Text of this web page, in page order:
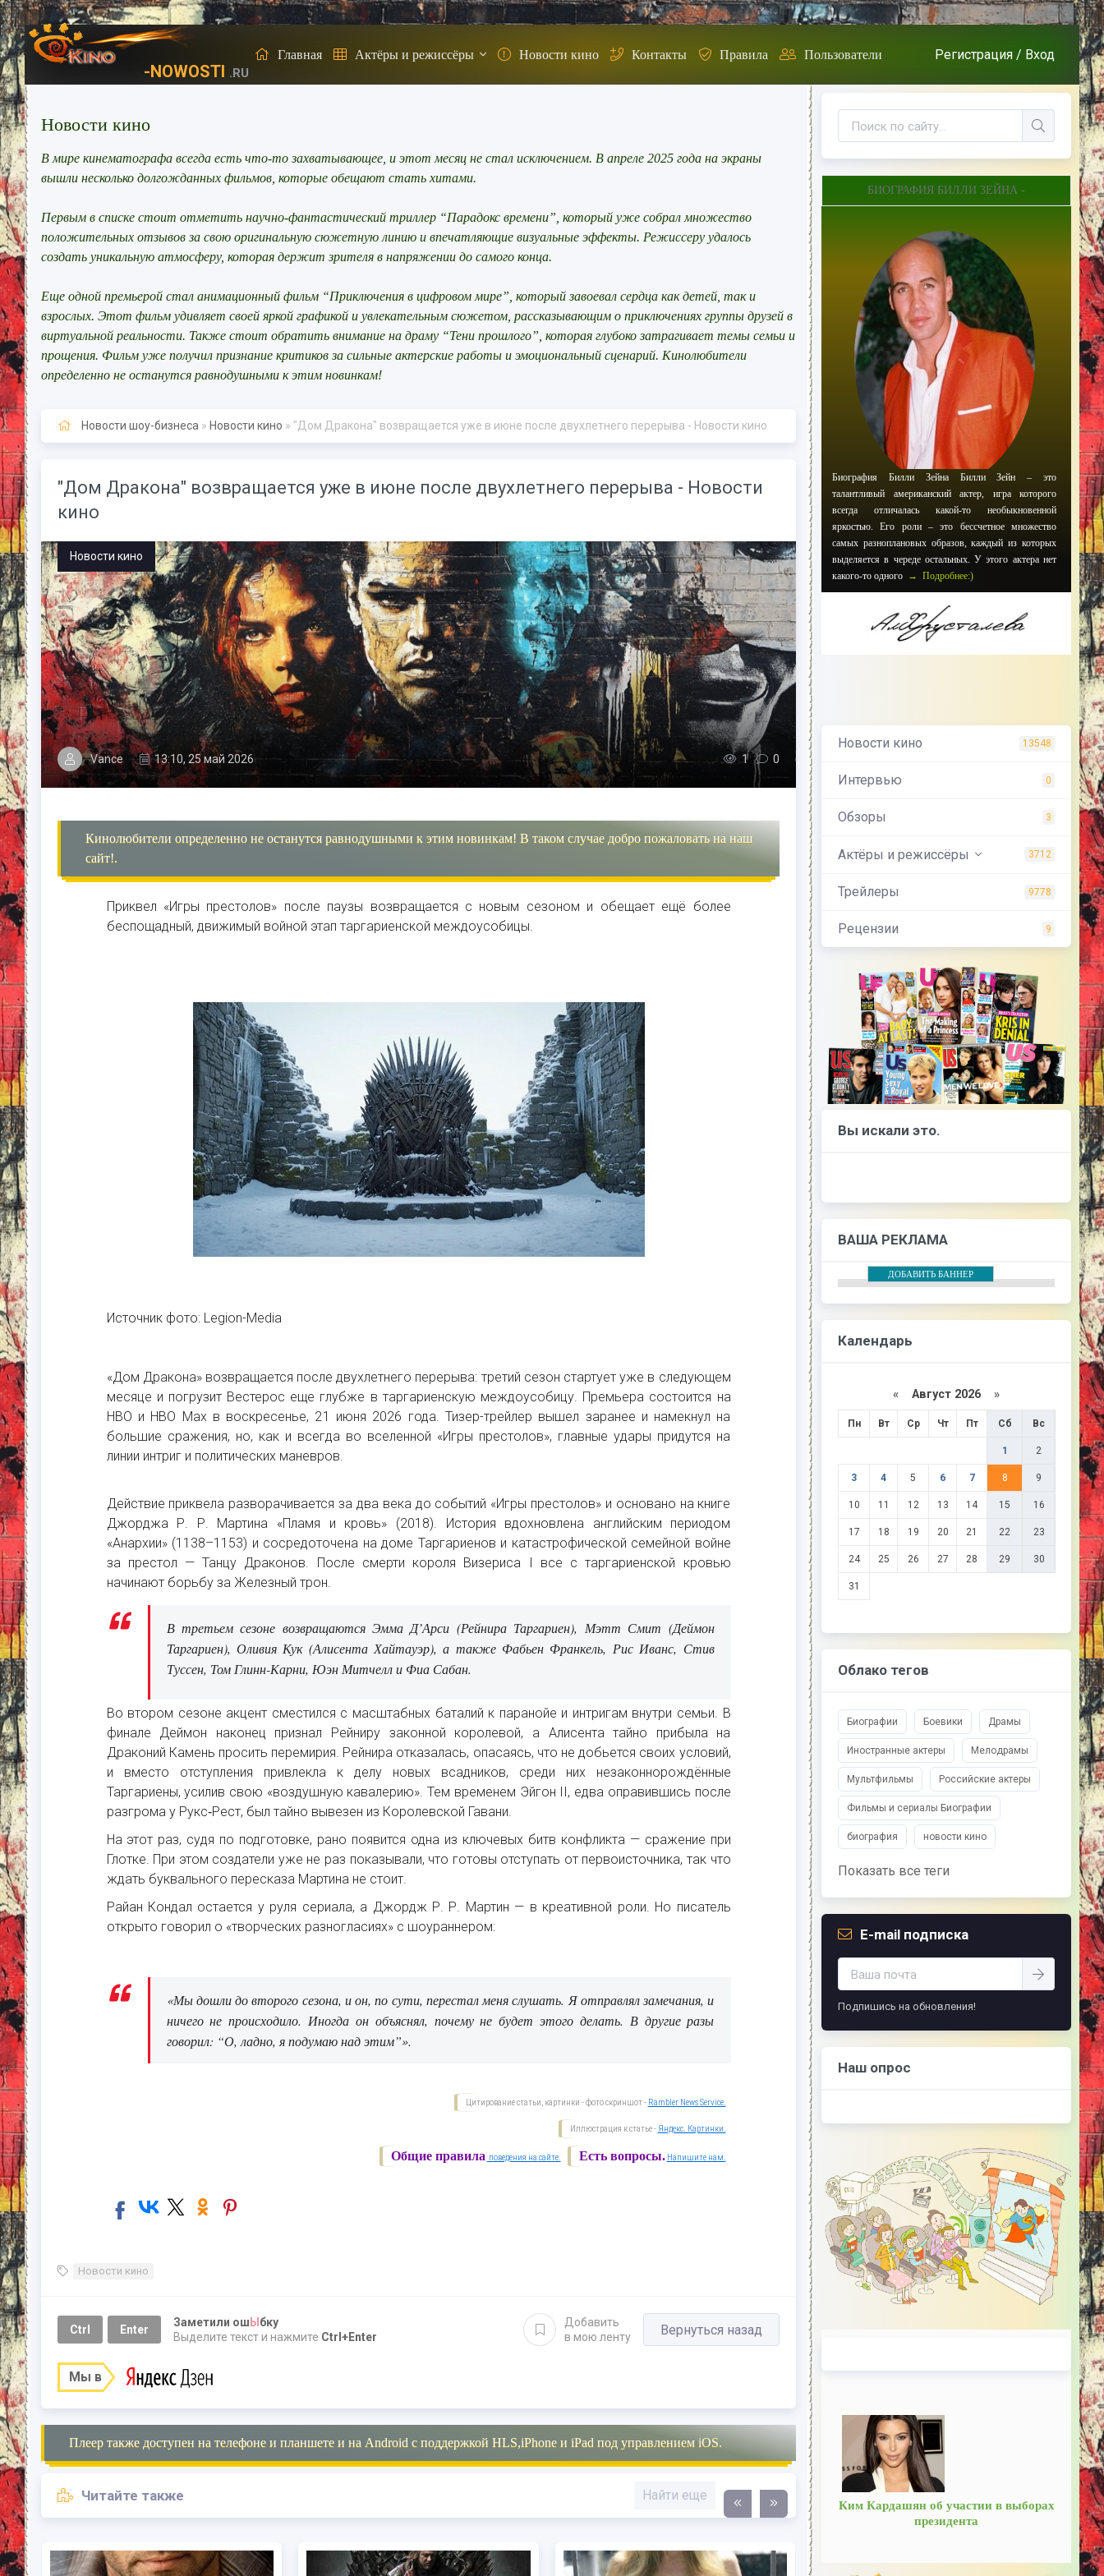
-NOWOSTI .RU
Главная Актёры и режиссёры Новости кино Контакты Правила Пользователи Регистрация / Вход
Новости кино
В мире кинематографа всегда есть что-то захватывающее, и этот месяц не стал исключением. В апреле 2025 года на экраны
вышли несколько долгожданных фильмов, которые обещают стать хитами.
Первым в списке стоит отметить научно-фантастический триллер “Парадокс времени”, который уже собрал множество
положительных отзывов за свою оригинальную сюжетную линию и впечатляющие визуальные эффекты. Режиссеру удалось
создать уникальную атмосферу, которая держит зрителя в напряжении до самого конца.
Еще одной премьерой стал анимационный фильм “Приключения в цифровом мире”, который завоевал сердца как детей, так и
взрослых. Этот фильм удивляет своей яркой графикой и увлекательным сюжетом, рассказывающим о приключениях группы друзей в
виртуальной реальности. Также стоит обратить внимание на драму “Тени прошлого”, которая глубоко затрагивает темы семьи и
прощения. Фильм уже получил признание критиков за сильные актерские работы и эмоциональный сценарий. Кинолюбители
определенно не останутся равнодушными к этим новинкам!
Новости шоу-бизнеса » Новости кино » "Дом Дракона" возвращается уже в июне после двухлетнего перерыва - Новости кино
"Дом Дракона" возвращается уже в июне после двухлетнего перерыва - Новости
кино
Новости кино
Vance 13:10, 25 май 2026 1 0
Кинолюбители определенно не останутся равнодушными к этим новинкам! В таком случае добро пожаловать на наш
сайт!.
Приквел «Игры престолов» после паузы возвращается с новым сезоном и обещает ещё более
беспощадный, движимый войной этап таргариенской междоусобицы.
Источник фото: Legion-Media
«Дом Дракона» возвращается после двухлетнего перерыва: третий сезон стартует уже в следующем
месяце и погрузит Вестерос еще глубже в таргариенскую междоусобицу. Премьера состоится на
HBO и HBO Max в воскресенье, 21 июня 2026 года. Тизер-трейлер вышел заранее и намекнул на
большие сражения, но, как и всегда во вселенной «Игры престолов», главные удары придутся на
линии интриг и политических маневров.
Действие приквела разворачивается за два века до событий «Игры престолов» и основано на книге
Джорджа Р. Р. Мартина «Пламя и кровь» (2018). История вдохновлена английским периодом
«Анархии» (1138–1153) и сосредоточена на доме Таргариенов и катастрофической семейной войне
за престол — Танцу Драконов. После смерти короля Визериса I все с таргариенской кровью
начинают борьбу за Железный трон.
В третьем сезоне возвращаются Эмма Д’Арси (Рейнира Таргариен), Мэтт Смит (Деймон
Таргариен), Оливия Кук (Алисента Хайтауэр), а также Фабьен Франкель, Рис Иванс, Стив
Туссен, Том Глинн-Карни, Юэн Митчелл и Фиа Сабан.
Во втором сезоне акцент сместился с масштабных баталий к паранойе и интригам внутри семьи. В
финале Деймон наконец признал Рейниру законной королевой, а Алисента тайно прибыла на
Драконий Камень просить перемирия. Рейнира отказалась, опасаясь, что не добьется своих условий,
и вместо отступления привлекла к делу новых всадников, среди них незаконнорождённые
Таргариены, усилив свою «воздушную кавалерию». Тем временем Эйгон II, едва оправившись после
разгрома у Рукс‑Рест, был тайно вывезен из Королевской Гавани.
На этот раз, судя по подготовке, рано появится одна из ключевых битв конфликта — сражение при
Глотке. При этом создатели уже не раз показывали, что готовы отступать от первоисточника, так что
ждать буквального пересказа Мартина не стоит.
Райан Кондал остается у руля сериала, а Джордж Р. Р. Мартин — в креативной роли. Но писатель
открыто говорил о «творческих разногласиях» с шоураннером:
«Мы дошли до второго сезона, и он, по сути, перестал меня слушать. Я отправлял замечания, и
ничего не происходило. Иногда он объяснял, почему не будет этого делать. В другие разы
говорил: “О, ладно, я подумаю над этим”».
Цитирование статьи, картинки - фото скриншот - Rambler News Service.
Иллюстрация к статье - Яндекс. Картинки.
Есть вопросы. Напишите нам.
Общие правила поведения на сайте.
Новости кино
Ctrl Enter
Заметили ош Ы бку
Выделите текст и нажмите Ctrl+Enter
Добавить
в мою ленту
Вернуться назад
Мы в
Плеер также доступен на телефоне и планшете и на Android с поддержкой HLS,iPhone и iPad под управлением iOS.
Читайте также Найти еще
БИОГРАФИЯ БИЛЛИ ЗЕЙНА -
Биография Билли Зейна Билли Зейн – это
талантливый американский актер, игра которого
всегда отличалась какой-то необыкновенной
яркостью. Его роли – это бессчетное множество
самых разноплановых образов, каждый из которых
выделяется в череде остальных. У этого актера нет
какого-то одного → Подробнее:)
Новости кино 13548
Интервью 0
Обзоры 3
Актёры и режиссёры 3712
Трейлеры 9778
Рецензии 9
Вы искали это.
ВАША РЕКЛАМА
ДОБАВИТЬ БАННЕР
Календарь
« Август 2026 »
Пн Вт Ср Чт Пт Сб Вс
1 2
3 4 5 6 7 8 9
10 11 12 13 14 15 16
17 18 19 20 21 22 23
24 25 26 27 28 29 30
31
Облако тегов
Биографии Боевики Драмы
Иностранные актеры Мелодрамы
Мультфильмы Российские актеры
Фильмы и сериалы Биографии
биография новости кино
Показать все теги
E-mail подписка
Подпишись на обновления!
Наш опрос
Ким Кардашян об участии в выборах
президента